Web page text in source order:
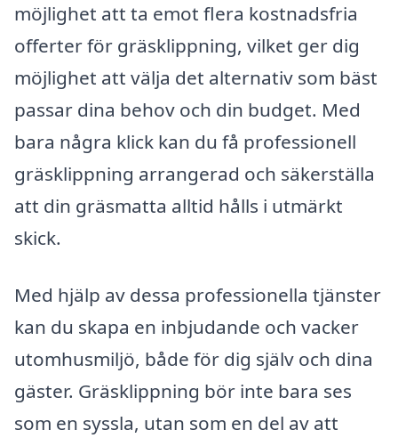
möjlighet att ta emot flera kostnadsfria
offerter för gräsklippning, vilket ger dig
möjlighet att välja det alternativ som bäst
passar dina behov och din budget. Med
bara några klick kan du få professionell
gräsklippning arrangerad och säkerställa
att din gräsmatta alltid hålls i utmärkt
skick.
Med hjälp av dessa professionella tjänster
kan du skapa en inbjudande och vacker
utomhusmiljö, både för dig själv och dina
gäster. Gräsklippning bör inte bara ses
som en syssla, utan som en del av att